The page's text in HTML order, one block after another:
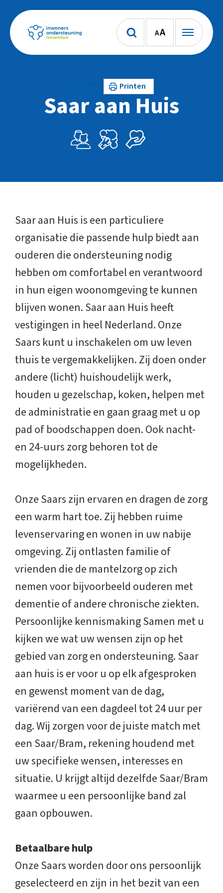
AA
Printen
Saar aan Huis
Saar aan Huis is een particuliere
organisatie die passende hulp biedt aan
ouderen die ondersteuning nodig
hebben om comfortabel en verantwoord
in hun eigen woonomgeving te kunnen
blijven wonen. Saar aan Huis heeft
vestigingen in heel Nederland. Onze
Saars kunt u inschakelen om uw leven
thuis te vergemakkelijken. Zij doen onder
andere (licht) huishoudelijk werk,
houden u gezelschap, koken, helpen met
de administratie en gaan graag met u op
pad of boodschappen doen. Ook nacht-
en 24-uurs zorg behoren tot de
mogelijkheden.
Onze Saars zijn ervaren en dragen de zorg
een warm hart toe. Zij hebben ruime
levenservaring en wonen in uw nabije
omgeving. Zij ontlasten familie of
vrienden die de mantelzorg op zich
nemen voor bijvoorbeeld ouderen met
dementie of andere chronische ziekten.
Persoonlijke kennismaking Samen met u
kijken we wat uw wensen zijn op het
gebied van zorg en ondersteuning. Saar
aan huis is er voor u op elk afgesproken
en gewenst moment van de dag,
variërend van een dagdeel tot 24 uur per
dag. Wij zorgen voor de juiste match met
een Saar/Bram, rekening houdend met
uw specifieke wensen, interesses en
situatie. U krijgt altijd dezelfde Saar/Bram
waarmee u een persoonlijke band zal
gaan opbouwen.
Betaalbare hulp
Onze Saars worden door ons persoonlijk
geselecteerd en zijn in het bezit van een